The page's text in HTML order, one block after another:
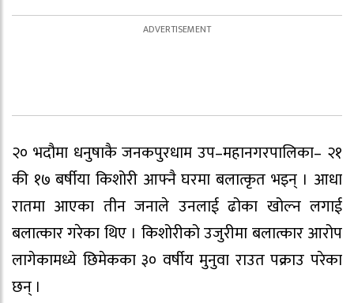
२० भदौमा धनुषाकै जनकपुरधाम उप–महानगरपालिका– २१
की १७ बर्षीया किशोरी आफ्नै घरमा बलात्कृत भइन् । आधा
रातमा आएका तीन जनाले उनलाई ढोका खोल्न लगाई
बलात्कार गरेका थिए । किशोरीको उजुरीमा बलात्कार आरोप
लागेकामध्ये छिमेकका ३० वर्षीय मुनुवा राउत पक्राउ परेका
छन् ।